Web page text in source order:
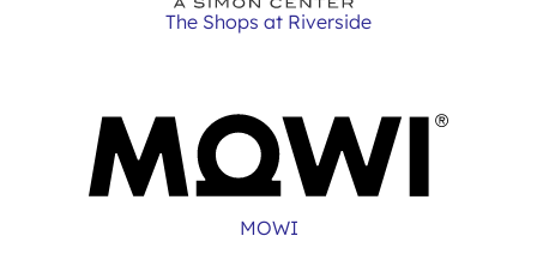
The Shops at Riverside
MOWI